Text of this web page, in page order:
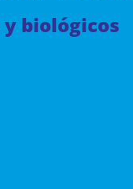
biológicos